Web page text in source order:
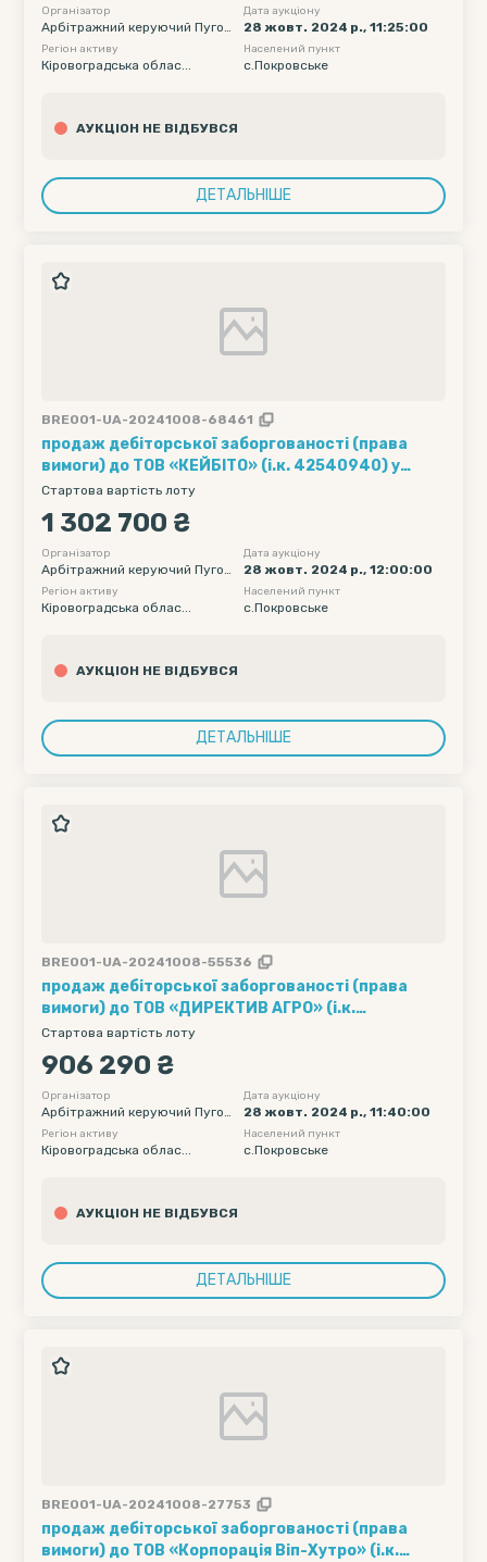
Організатор
Арбітражний керуючий Пугов
кіна Алла Валеріївна
Дата аукціону
28 жовт. 2024 р., 11:25:00
Регіон активу
Кіровоградська облас...
Населений пункт
с.Покровське
АУКЦІОН НЕ ВІДБУВСЯ
ДЕТАЛЬНІШЕ
BRE001-UA-20241008-68461
продаж дебіторської заборгованості (права
вимоги) до ТОВ «КЕЙБІТО» (і.к. 42540940) у
Стартова вартість лоту
1 302 700 ₴
Організатор
Арбітражний керуючий Пугов
кіна Алла Валеріївна
Дата аукціону
28 жовт. 2024 р., 12:00:00
Регіон активу
Кіровоградська облас...
Населений пункт
с.Покровське
АУКЦІОН НЕ ВІДБУВСЯ
ДЕТАЛЬНІШЕ
BRE001-UA-20241008-55536
продаж дебіторської заборгованості (права
вимоги) до ТОВ «ДИРЕКТИВ АГРО» (і.к.
38991200) у розмірі 906 290,00 грн. в процедурі
банкрутства
Стартова вартість лоту
906 290 ₴
Організатор
Арбітражний керуючий Пугов
кіна Алла Валеріївна
Дата аукціону
28 жовт. 2024 р., 11:40:00
Регіон активу
Кіровоградська облас...
Населений пункт
с.Покровське
АУКЦІОН НЕ ВІДБУВСЯ
ДЕТАЛЬНІШЕ
BRE001-UA-20241008-27753
продаж дебіторської заборгованості (права
вимоги) до ТОВ «Корпорація Віп-Хутро» (і.к.